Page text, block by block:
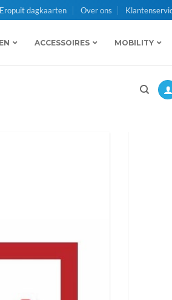
Eropuit dagkaarten Over ons
ACCESSOIRES MOBILITY